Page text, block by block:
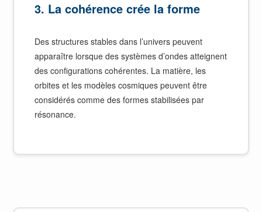
3. La cohérence crée la forme
Des structures stables dans l’univers peuvent
apparaître lorsque des systèmes d’ondes atteignent
des configurations cohérentes. La matière, les
orbites et les modèles cosmiques peuvent être
considérés comme des formes stabilisées par
résonance.